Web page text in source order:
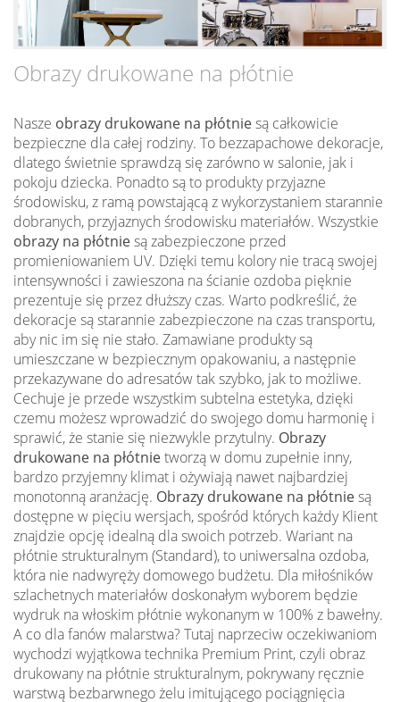
Obrazy drukowane na płótnie
Nasze obrazy drukowane na płótniesą całkowicie
bezpieczne dla całej rodziny. To bezzapachowe dekoracje,
dlatego świetnie sprawdzą się zarówno w salonie, jak i
pokoju dziecka. Ponadto są to produkty przyjazne
środowisku, z ramą powstającą z wykorzystaniem starannie
dobranych, przyjaznych środowisku materiałów. Wszystkie
obrazy na płótniesą zabezpieczone przed
promieniowaniem UV. Dzięki temu kolory nie tracą swojej
intensywności i zawieszona na ścianie ozdoba pięknie
prezentuje się przez dłuższy czas. Warto podkreślić, że
dekoracje są starannie zabezpieczone na czas transportu,
aby nic im się nie stało. Zamawiane produkty są
umieszczane w bezpiecznym opakowaniu, a następnie
przekazywane do adresatów tak szybko, jak to możliwe.
Cechuje je przede wszystkim subtelna estetyka, dzięki
czemu możesz wprowadzić do swojego domu harmonię i
sprawić, że stanie się niezwykle przytulny. Obrazy
drukowane na płótnietworzą w domu zupełnie inny,
bardzo przyjemny klimat i ożywiają nawet najbardziej
monotonną aranżację. Obrazy drukowane na płótniesą
dostępne w pięciu wersjach, spośród których każdy Klient
znajdzie opcję idealną dla swoich potrzeb. Wariant na
płótnie strukturalnym (Standard), to uniwersalna ozdoba,
która nie nadwyręży domowego budżetu. Dla miłośników
szlachetnych materiałów doskonałym wyborem będzie
wydruk na włoskim płótnie wykonanym w 100% z bawełny.
A co dla fanów malarstwa? Tutaj naprzeciw oczekiwaniom
wychodzi wyjątkowa technika Premium Print, czyli obraz
drukowany na płótnie strukturalnym, pokrywany ręcznie
warstwą bezbarwnego żelu imitującego pociągnięcia